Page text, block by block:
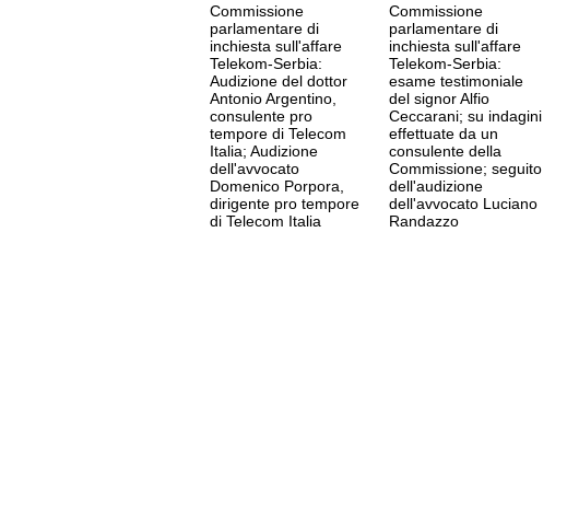
Commissione
parlamentare di
inchiesta sull'affare
Telekom-Serbia:
Audizione del dottor
Antonio Argentino,
consulente pro
tempore di Telecom
Italia; Audizione
dell'avvocato
Domenico Porpora,
dirigente pro tempore
di Telecom Italia
Commissione
parlamentare di
inchiesta sull'affare
Telekom-Serbia:
esame testimoniale
del signor Alfio
Ceccarani; su indagini
effettuate da un
consulente della
Commissione; seguito
dell'audizione
dell'avvocato Luciano
Randazzo